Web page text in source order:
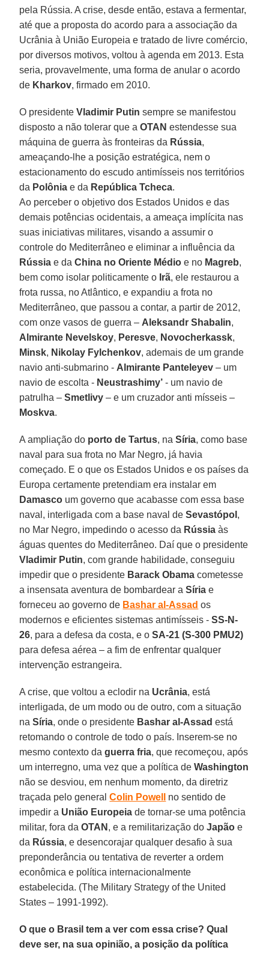
pela Rússia. A crise, desde então, estava a fermentar,
até que a proposta do acordo para a associação da
Ucrânia à União Europeia e tratado de livre comércio,
por diversos motivos, voltou à agenda em 2013. Esta
seria, provavelmente, uma forma de anular o acordo
de Kharkov, firmado em 2010.
O presidenteVladimir Putin sempre se manifestou
disposto a não tolerar que aOTAN estendesse sua
máquina de guerra às fronteiras da Rússia,
ameaçando-lhe a posição estratégica, nem o
estacionamento do escudo antimísseis nos territórios
da Polônia e da República Tcheca.
Ao perceber o objetivo dos Estados Unidos e das
demais potências ocidentais, a ameaça implícita nas
suas iniciativas militares, visando a assumir o
controle do Mediterrâneo e eliminar a influência da
Rússia e daChina no Oriente Médio e no Magreb,
bem como isolar politicamente o Irã, ele restaurou a
frota russa, no Atlântico, e expandiu a frota no
Mediterrâneo, que passou a contar, a partir de 2012,
com onze vasos de guerra – Aleksandr Shabalin,
Almirante Nevelskoy, Peresve, Novocherkassk,
Minsk, Nikolay Fylchenkov, ademais de um grande
navio anti-submarino - Almirante Panteleyev – um
navio de escolta - Neustrashimy’ - um navio de
patrulha –Smetlivy – e um cruzador anti mísseis –
Moskva.
A ampliação do porto de Tartus, naSíria, como base
naval para sua frota no Mar Negro, já havia
começado. E o que os Estados Unidos e os países da
Europa certamente pretendiam era instalar em
Damasco um governo que acabasse com essa base
naval, interligada com a base naval deSevastópol ,
no Mar Negro, impedindo o acesso da Rússia às
águas quentes do Mediterrâneo. Daí que o presidente
Vladimir Putin, com grande habilidade, conseguiu
impedir que o presidente Barack Obama cometesse
a insensata aventura de bombardear aSíria e
forneceu ao governo de Bashar al-Assad os
modernos e eficientes sistemas antimísseis -SS-N-
26, para a defesa da costa, e oSA-21 (S-300 PMU2)
para defesa aérea – a fim de enfrentar qualquer
intervenção estrangeira.
A crise, que voltou a eclodir na Ucrânia, está
interligada, de um modo ou de outro, com a situação
naSíria, onde o presidente Bashar al-Assad está
retomando o controle de todo o país. Inserem-se no
mesmo contexto daguerra fria, que recomeçou, após
um interregno, uma vez que a política deWashington
não se desviou, em nenhum momento, da diretriz
traçada pelo generalColin Powell
no sentido de
impedir a União Europeia de tornar-se uma potência
militar, fora daOTAN , e a remilitarização doJapão e
da Rússia, e desencorajar qualquer desafio à sua
preponderância ou tentativa de reverter a ordem
econômica e política internacionalmente
estabelecida. (The Military Strategy of the United
States – 1991-1992).
O que o Brasil tem a ver com essa crise? Qual
deve ser, na sua opinião, a posição da política